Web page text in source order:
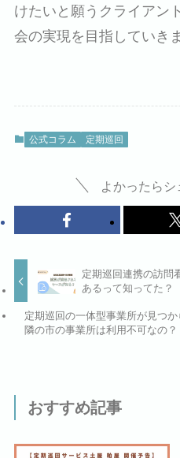
けたいと願うクライアン
会の実現を目指していき
公式コラム 定期巡回
よかったらシ
定期巡回連携の訪問
あるって知ってた？
定期巡回の一体型事業所が見つ
隣の市の事業所は利用不可なの？
おすすめ記事